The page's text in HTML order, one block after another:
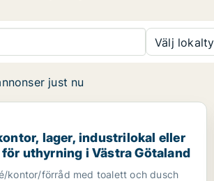
Välj
just nu
lager, industrilokal eller
lager, industrilokal eller
uthyrning i Västra Götaland
kontor/förråd med toalett och dusch